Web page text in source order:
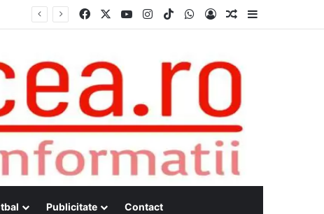
Facebook YouTubeInstagram
TikTokWhatsApp
Log InRandom Article
Publicitate Contact